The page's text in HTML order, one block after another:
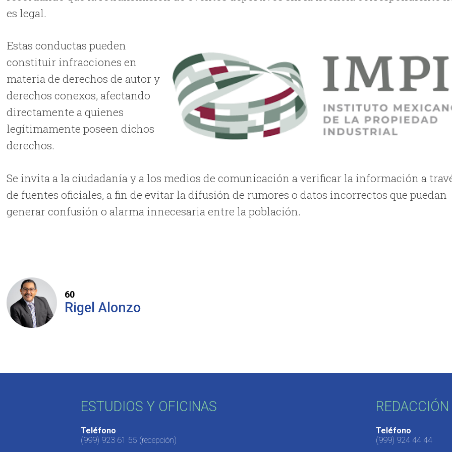
es legal.
Estas conductas pueden
constituir infracciones en
materia de derechos de autor y
derechos conexos, afectando
directamente a quienes
legítimamente poseen dichos
derechos.
Se invita a la ciudadanía y a los medios de comunicación a verificar la información a
de fuentes oficiales, a fin de evitar la difusión de rumores o datos incorrectos que puedan
generar confusión o alarma innecesaria entre la población.
60
Rigel Alonzo
ESTUDIOS Y OFICINAS
Teléfono
(999) 923 61 55 (recepción)
Teléfono
(999) 924 44 44